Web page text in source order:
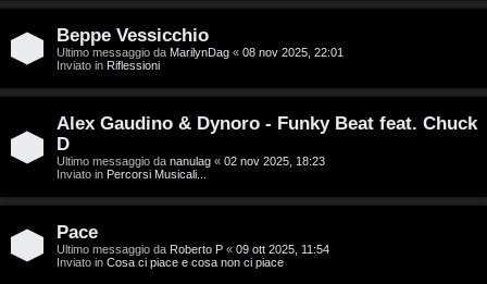
r
p
o
s
t
Beppe Vessicchio
Ultimo messaggio da MarilynDag « 08 nov 2025, 22:01
Inviato in Riflessioni
Alex Gaudino & Dynoro - Funky Beat feat. Chuck
D
Ultimo messaggio da nanulag « 02 nov 2025, 18:23
Inviato in Percorsi Musicali...
Pace
Ultimo messaggio da Roberto P « 09 ott 2025, 11:54
Inviato in Cosa ci piace e cosa non ci piace
D
'
A
g
o
s